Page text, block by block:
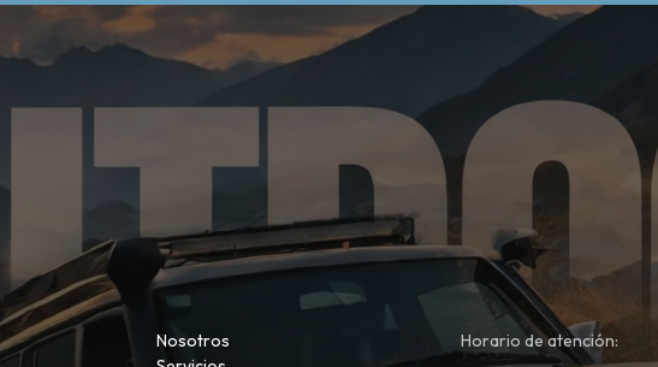
Nosotros
Horario de atención: